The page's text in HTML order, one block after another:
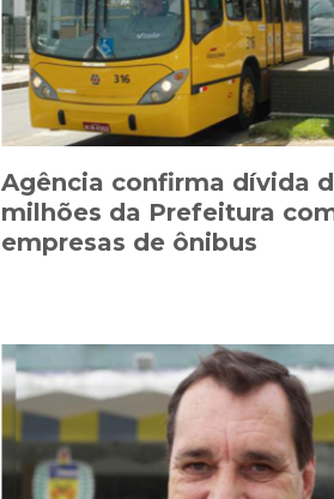
Agência confirma dívida
milhões da Prefeitura
empresas de ônibus